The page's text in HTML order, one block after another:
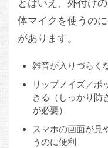
とはいえ、外付け
体マイクを使うの
があります。
雑音が入りづらく
リップノイズ／ポ
きる（しっかり防
が必要）
スマホの画面が見
うのに便利